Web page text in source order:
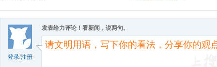
登录/注册
发表给力评论！看新闻，说两句。